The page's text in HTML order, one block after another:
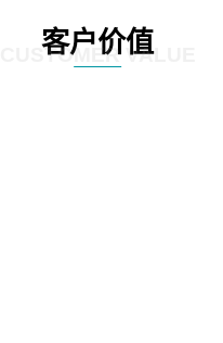
客户价值
CUSTOMER VALUE